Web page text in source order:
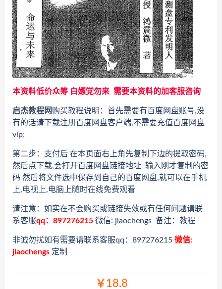
本资料低价众筹 白嫖党勿来 需要本资料的加客服咨询
启杰教程网购买教程说明：首先需要有百度网盘账号,没
有的话请下载注册百度网盘客户端,不需要充值百度网盘
vip;
第二步：支付后 在本页面右上角先复制下边的提取密码,
然后点下载,会打开百度网盘链接地址 输入刚才复制的密
码 然后将文件选中保存到自己的百度网盘,就可以在手机
上,电视上,电脑上随时在线免费观看
请注意：如实在不会购买或链接失效或有任何问题请联
系客服qq：897276215 微信: jiaochengs 备注：教程
非诚勿扰如有需要请联系客服qq：897276215 微信:
jiaochengs 定制
￥18.8